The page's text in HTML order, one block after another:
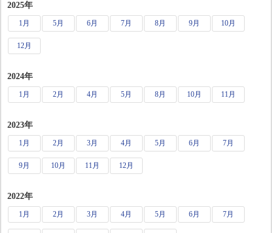
2025年
1月 5月 6月 7月 8月 9月 10月
12月
2024年
1月 2月 4月 5月 8月 10月 11月
2023年
1月 2月 3月 4月 5月 6月 7月
9月 10月 11月 12月
2022年
1月 2月 3月 4月 5月 6月 7月